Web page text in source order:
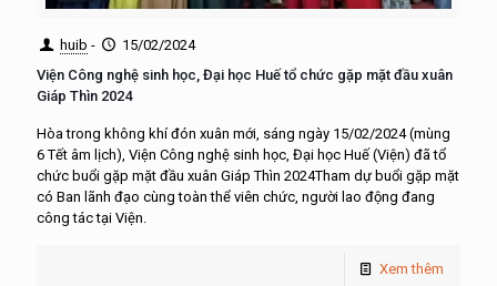
huib -
15/02/2024
Viện Công nghệ sinh học, Đại học Huế tổ chức gặp mặt đầu xuân
Giáp Thìn 2024
Hòa trong không khí đón xuân mới, sáng ngày 15/02/2024 (mùng
6 Tết âm lịch), Viện Công nghệ sinh học, Đại học Huế (Viện) đã tổ
chức buổi gặp mặt đầu xuân Giáp Thìn 2024Tham dự buổi gặp mặt
có Ban lãnh đạo cùng toàn thể viên chức, người lao động đang
công tác tại Viện.
Xem thêm